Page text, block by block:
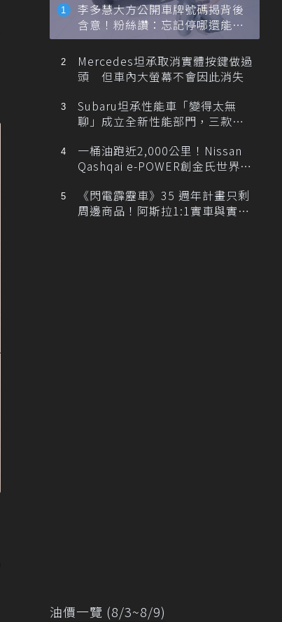
李多慧大方公開車牌號碼揭背後
含意！粉絲讚：忘記停哪還能幫
忙找車
Mercedes坦承取消實體按鍵做過
頭 但車內大螢幕不會因此消失
Subaru坦承性能車「變得太無
聊」成立全新性能部門，三款手
一桶油跑近2,000公里！Nissan
Qashqai e-POWER創金氏世界紀
《閃電霹靂車》35 週年計畫只剩
周邊商品！阿斯拉1:1實車與實體
油價一覽 (8/3~8/9)